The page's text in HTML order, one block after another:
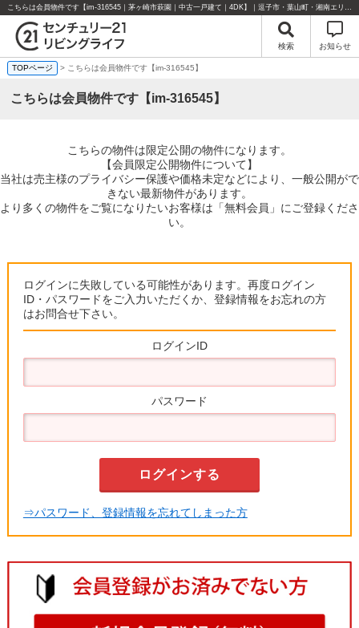
こちらは会員物件です【im-316545｜茅ヶ崎市萩園｜中古一戸建て｜4DK】｜逗子市・葉山町・湘南エリアの不動産のことならセンチュリー21リビングライフにお任せください！
検索 お知らせ
TOPページ > こちらは会員物件です【im-316545】
こちらは会員物件です【im-316545】
こちらの物件は限定公開の物件になります。
【会員限定公開物件について】
当社は売主様のプライバシー保護や価格未定などにより、一般公開がで
きない最新物件があります。
より多くの物件をご覧になりたいお客様は「無料会員」にご登録くださ
い。
ログインに失敗している可能性があります。再度ログイン
ID・パスワードをご入力いただくか、登録情報をお忘れの方
はお問合せ下さい。
ログインID
パスワード
⇒パスワード、登録情報を忘れてしまった方